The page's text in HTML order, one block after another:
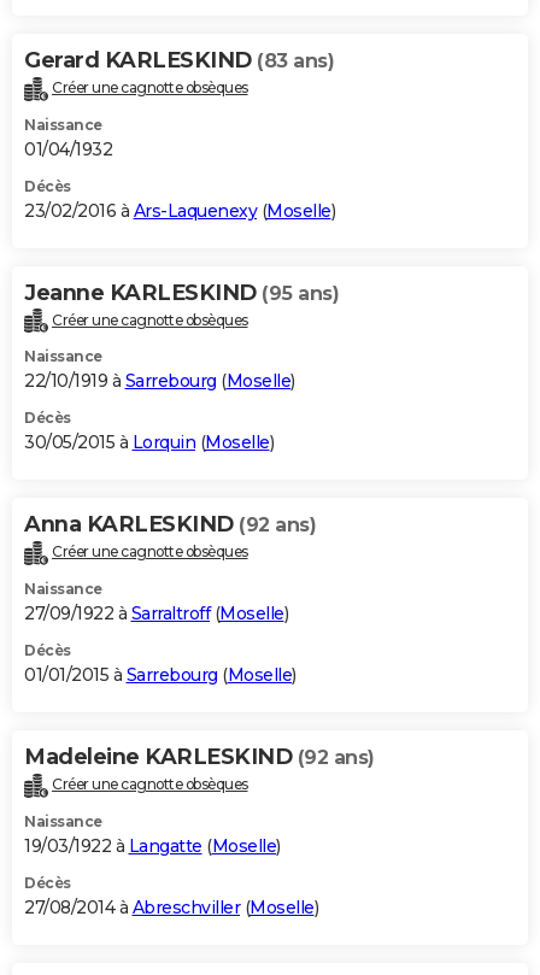
Gerard KARLESKIND (83 ans)
Créer une cagnotte obsèques
Naissance
01/04/1932
Décès
23/02/2016 à Ars-Laquenexy(Moselle)
Jeanne KARLESKIND (95 ans)
Créer une cagnotte obsèques
Naissance
22/10/1919 à Sarrebourg (Moselle)
Décès
30/05/2015 à Lorquin (Moselle)
Anna KARLESKIND (92 ans)
Créer une cagnotte obsèques
Naissance
27/09/1922 à Sarraltroff(Moselle)
Décès
01/01/2015 à Sarrebourg (Moselle)
Madeleine KARLESKIND (92 ans)
Créer une cagnotte obsèques
Naissance
19/03/1922 à Langatte (Moselle)
Décès
27/08/2014 à Abreschviller(Moselle)